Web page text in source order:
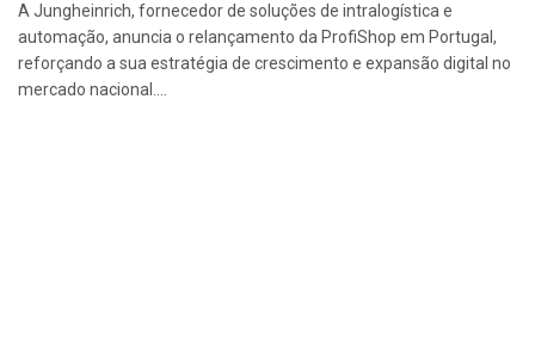
A Jungheinrich, fornecedor de soluções de intralogística e
automação, anuncia o relançamento da ProfiShop em Portugal,
reforçando a sua estratégia de crescimento e expansão digital no
mercado nacional....